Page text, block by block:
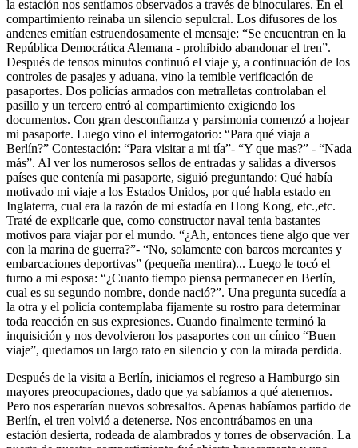
la estación nos sentíamos observados a través de binoculares. En el
compartimiento reinaba un silencio sepulcral. Los difusores de los
andenes emitían estruendosamente el mensaje:
Se encuentran en la
República Democrática Alemana - prohibido abandonar el tren .
Después de tensos minutos continuó el viaje y, a continuación de los
controles de pasajes y aduana, vino la temible verificación de
pasaportes. Dos policías armados con metralletas controlaban el
pasillo y un tercero entró al compartimiento exigiendo los
documentos. Con gran desconfianza y parsimonia comenzó a hojear
mi pasaporte. Luego vino el interrogatorio:
Para qué viaja a
Berlín?
Contestación: Para visitar a mi tía - Y que mas? -
Nada
más . Al ver los numerosos sellos de entradas y salidas a diversos
países que contenía mi pasaporte, siguió preguntando: Qué había
motivado mi viaje a los Estados Unidos, por qué habla estado en
Inglaterra, cual era la razón de mi estadía en Hong Kong, etc.,etc.
Traté de explicarle que, como constructor naval tenia bastantes
motivos para viajar por el mundo.
¿Ah, entonces tiene algo que ver
con la marina de guerra? -
No, solamente con barcos mercantes y
embarcaciones deportivas
(pequeña mentira)... Luego le tocó el
turno a mi esposa:
¿Cuanto tiempo piensa permanecer en Berlín,
cual es su segundo nombre, donde nació? . Una pregunta sucedía a
la otra y el policía contemplaba fijamente su rostro para determinar
toda reacción en sus expresiones. Cuando finalmente terminó la
inquisición y nos devolvieron los pasaportes con un cínico
Buen
viaje , quedamos un largo rato en silencio y con la mirada perdida.
Después de la visita a Berlín, iniciamos el regreso a Hamburgo sin
mayores preocupaciones, dado que ya sabíamos a qué atenernos.
Pero nos esperarían nuevos sobresaltos. Apenas habíamos partido de
Berlín, el tren volvió a detenerse. Nos encontrábamos en una
estación desierta, rodeada de alambrados y torres de observación. La